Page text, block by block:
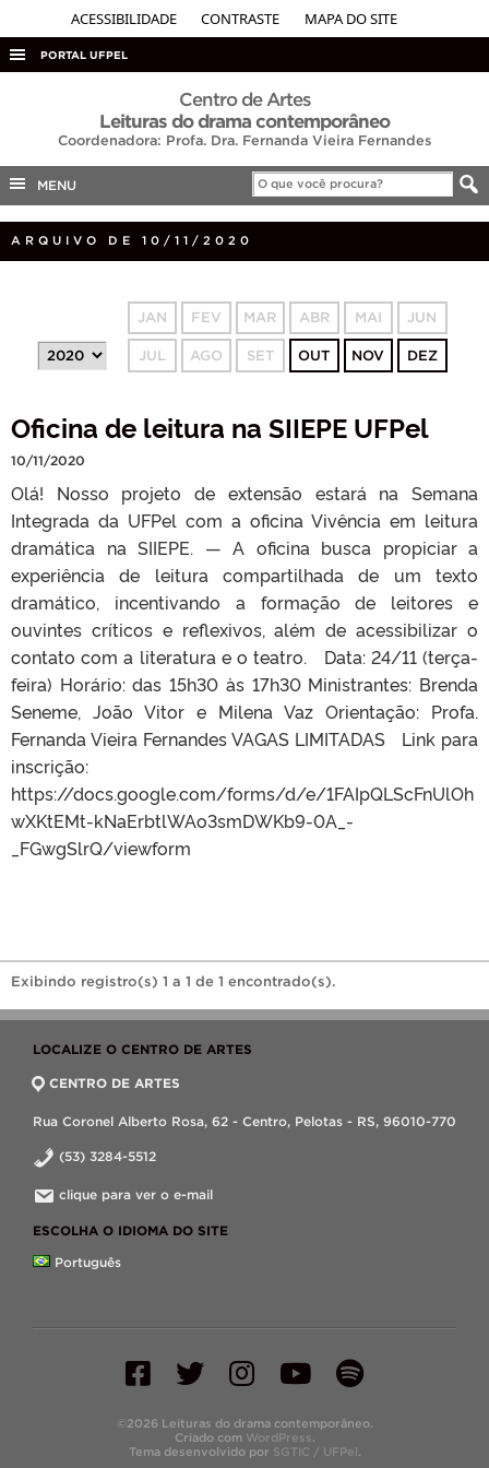
ACESSIBILIDADE CONTRASTE MAPA DO SITE
PORTAL UFPEL
ACESSO À INFORMAÇÃO
AUDITORIA
COBALTO
CONCURSOS
EDITAIS
PORTARIAS
Centro de Artes
Leituras do drama contemporâneo
Coordenadora: Profa. Dra. Fernanda Vieira Fernandes
MENU
ARQUIVO DE 10/11/2020
JAN FEV MAR ABR MAI JUN
JUL AGO SET OUT NOV DEZ
Oficina de leitura na SIIEPE UFPel
10/11/2020
Olá! Nosso projeto de extensão estará na Semana
Integrada da UFPel com a oficina Vivência em leitura
dramática na SIIEPE. — A oficina busca propiciar a
experiência de leitura compartilhada de um texto
dramático, incentivando a formação de leitores e
ouvintes críticos e reflexivos, além de acessibilizar o
contato com a literatura e o teatro. Data: 24/11 (terça-
feira) Horário: das 15h30 às 17h30 Ministrantes: Brenda
Seneme, João Vitor e Milena Vaz Orientação: Profa.
Fernanda Vieira Fernandes VAGAS LIMITADAS Link para
inscrição:
https://docs.google.com/forms/d/e/1FAIpQLScFnUlOh
wXKtEMt-kNaErbtlWAo3smDWKb9-0A_-
_FGwgSlrQ/viewform
Exibindo registro(s) 1 a 1 de 1 encontrado(s).
LOCALIZE O CENTRO DE ARTES
CENTRO DE ARTES
Rua Coronel Alberto Rosa, 62 - Centro, Pelotas - RS, 96010-770
(53) 3284-5512
clique para ver o e-mail
ESCOLHA O IDIOMA DO SITE
Português
©2026 Leituras do drama contemporâneo.
Criado com WordPress.
Tema desenvolvido por SGTIC / UFPel.